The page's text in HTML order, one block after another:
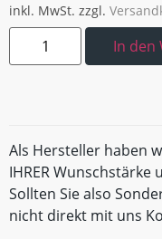
inkl. MwSt. zzgl.
In den
Als Hersteller haben
IHRER
Sollten Sie also
nicht direkt mit uns